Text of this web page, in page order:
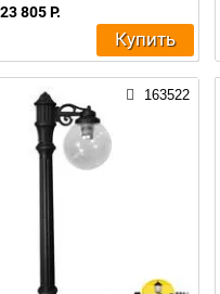
805 Р.
Купить
163522